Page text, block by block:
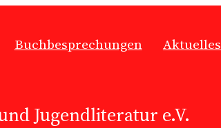
Buchbesprechungen Aktuelles
Jugendliteratur e.V.